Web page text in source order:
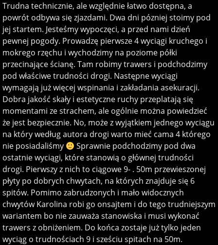
Trudna technicznie, ale względnie łatwo dostępna, a
powrót odbywa się zjazdami. Dwa dni pózniej stoimy pod
jej startem. Jesteśmy wypoczęci, a przed nami dzień
pewnej pogody. Prowadzę pierwsze 4 wyciągi kruchego i
mokrego rzęchu i wychodzimy na poziome półki
przecinające ścianę. Tam robimy trawers i podchodzimy
pod właściwe trudności drogi. Następne wyciągi
wymagają już więcej wspinania i zakładania asekuracji.
Dobra jakość skały i estetyczne ruchy przeplatają się
momentami ze strachem, ale ogólnie można powiedzieć
że jest bezpiecznie. No, może z wyjątkiem jednego wyciągu
na który według autora drogi warto mieć cama 4 którego
nie posiadaliśmy
Sprawnie podchodzimy pod dwa
ostatnie wyciągi, które stanowią o głównej trudności
drogi. Pierwszy z nich to ciągowe 9- . 50m przewieszonej
płyty po dobrych chwytach, na których znajduje się 6
spitów. Pomimo zabrudzonych i mało widocznych
chwytów Karolina robi go onsajtem i do tego trudniejszym
wariantem bo nie zauważa stanowiska i musi wykonać
trawers z obniżeniem. Do końca zostaje już tylko jeden
wyciąg o trudnościach 9 i sześciu spitach na 50m.